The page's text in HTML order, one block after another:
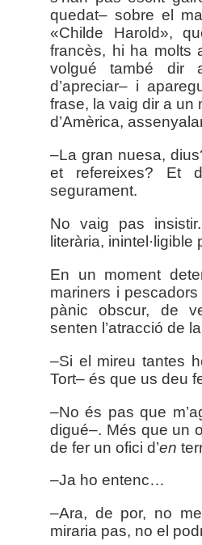
quedat– sobre el
«Childe Harold»,
francès, hi ha molts
volgué també dir
d’apreciar– i
frase, la vaig dir a un
d’Amèrica,
–La gran nuesa,
et refereixes? Et
segurament.
No vaig pas
literària, inintel·ligible
En un moment
mariners i
pànic obscur, de
senten l’atracció de
–Si el mireu tantes
Tort– és que us deu
–No és pas que
digué–. Més que un
de fer un ofici d’en
–Ja ho entenc…
–Ara, de por, no
miraria pas, no el